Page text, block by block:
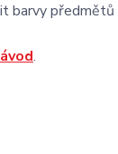
barvy
.